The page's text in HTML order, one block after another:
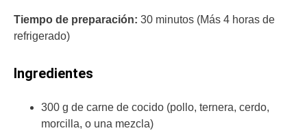
Tiempo de preparación: 30 minutos (Más 4 horas de
refrigerado)
Ingredientes
300 g de carne de cocido (pollo, ternera, cerdo,
morcilla, o una mezcla)